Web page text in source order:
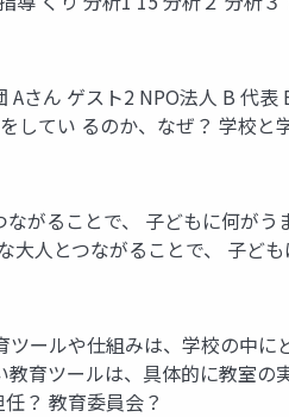
さん ゲスト2 NPO法人 B 代表
してい るのか、なぜ？ 学校と
がることで、 子どもに何が
人とつながることで、 子ど
ールや仕組みは、学校の中に
育ツールは、具体的に教室の
？ 教育委員会？